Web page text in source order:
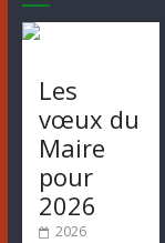
Les
vœux du
Maire
pour
2026
2026